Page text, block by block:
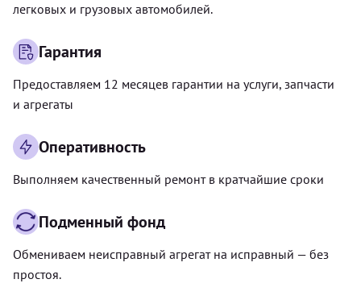
легковых и грузовых автомобилей.
Гарантия
Предоставляем 12 месяцев гарантии на услуги, запчасти
и агрегаты
Оперативность
Выполняем качественный ремонт в кратчайшие сроки
Подменный фонд
Обмениваем неисправный агрегат на исправный — без
простоя.